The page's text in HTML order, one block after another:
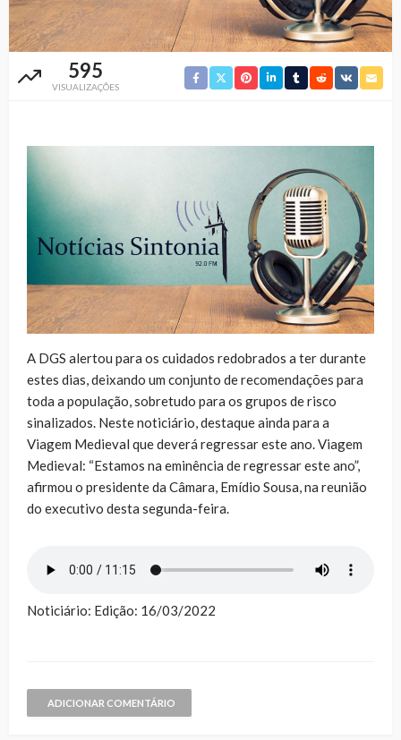
595
VISUALIZAÇÕES
A DGS alertou para os cuidados redobrados a ter durante
estes dias, deixando um conjunto de recomendações para
toda a população, sobretudo para os grupos de risco
sinalizados. Neste noticiário, destaque ainda para a
Viagem Medieval que deverá regressar este ano. Viagem
Medieval: “Estamos na eminência de regressar este ano”,
afirmou o presidente da Câmara, Emídio Sousa, na reunião
do executivo desta segunda-feira.
Noticiário: Edição: 16/03/2022
ADICIONAR COMENTÁRIO